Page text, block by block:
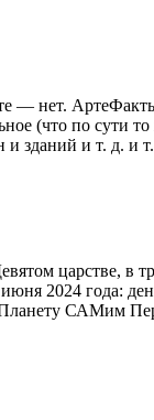
— нет.
(что по
и зданий и т. д.
царстве, в
2024 года:
САМим